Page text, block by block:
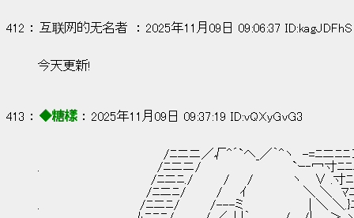
412 ： 互联网的无名者  ： 2025年11月09日 09:06:37 ID:kagJDFhS
今天更新!
413 ： ◆糖樣 ： 2025年11月09日 09:37:19 ID:vQXyGvG3
/ﾆニニ／√^´`ヘ_／｀^ヽ　-=ﾆニﾆﾆ
.　　　　　　　　　　　　　 /ﾆニニ/　　　　　　　　　　 `ｰ‐冖寸
/ﾆニﾆ./　　　 /　　/　　　　 ヽ　 ∨ .寸ﾆ
/ﾆニﾆ/　　　 /　　ｲ　　　　　　 ＼ ＼　ﾏ
.　　　　　　　　　　　 /ﾆニﾆ/　　　 /---ミ　　　　　　　 | ＼ ＼